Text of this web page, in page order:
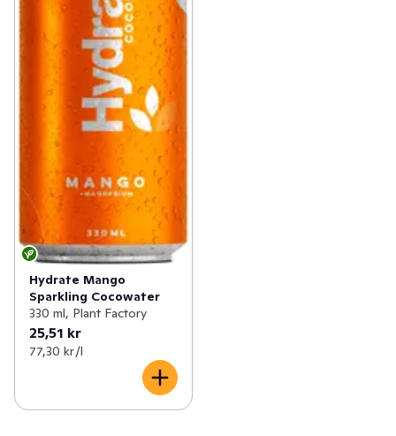
Hydrate Mango
Sparkling Cocowater
330 ml, Plant Factory
25,51 kr
77,30 kr /l